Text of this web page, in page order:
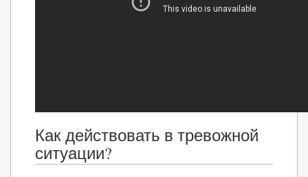
Как действовать в тревожной
ситуации?